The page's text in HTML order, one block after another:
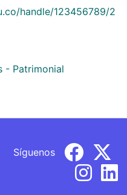
handle/123456789/2
- Patrimonial
Síguenos